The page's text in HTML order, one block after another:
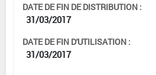
DATE DE FIN DE DISTRIBUTION :
31/03/2017
DATE DE FIN D'UTILISATION :
31/03/2017